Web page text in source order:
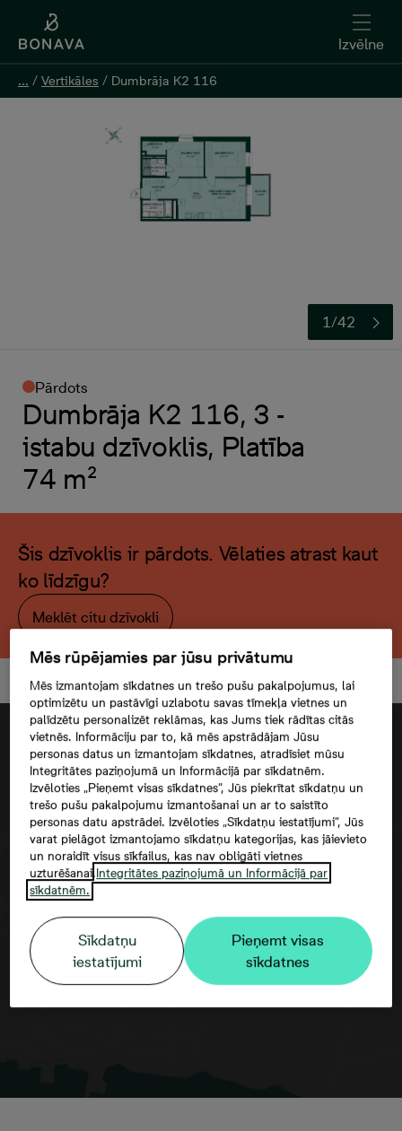
Izvēlne
... / Vertikāles / Dumbrāja K2 116
1/42
Pārdots
Dumbrāja K2 116, 3 -
istabu dzīvoklis, Platība
74 m²
Izvēlne
... / Vertikāles / Dumbrāja K2 116
Šis dzīvoklis ir pārdots. Vēlaties atrast kaut
ko līdzīgu?
Meklēt citu dzīvokli
Google maps trešās puses datu
Mēs rūpējamies par jūsu privātumu
Mēs izmantojam sīkdatnes un trešo pušu pakalpojumus, lai
optimizētu un pastāvīgi uzlabotu savas tīmekļa vietnes un
palīdzētu personalizēt reklāmas, kas Jums tiek rādītas citās
vietnēs. Informāciju par to, kā mēs apstrādājam Jūsu
personas datus un izmantojam sīkdatnes, atradīsiet mūsu
Integritātes paziņojumā un Informācijā par sīkdatnēm.
Izvēloties „Pieņemt visas sīkdatnes”, Jūs piekrītat sīkdatņu un
trešo pušu pakalpojumu izmantošanai un ar to saistīto
personas datu apstrādei. Izvēloties „Sīkdatņu iestatījumi”, Jūs
varat pielāgot izmantojamo sīkdatņu kategorijas, kas jāievieto
un noraidīt visus sīkfailus, kas nav obligāti vietnes
uzturēšanai.Integritātes paziņojumā un Informācijā par
sīkdatnēm.
Sīkdatņu
iestatījumi
Pieņemt visas
sīkdatnes